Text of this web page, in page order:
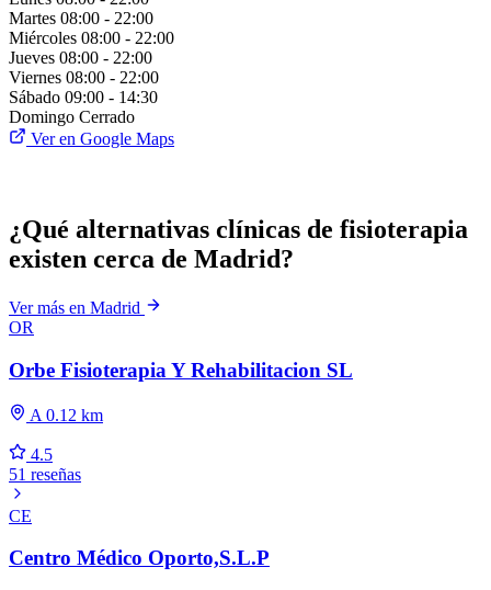
Martes 08:00 - 22:00
Miércoles 08:00 - 22:00
Jueves 08:00 - 22:00
Viernes 08:00 - 22:00
Sábado 09:00 - 14:30
Domingo Cerrado
Ver en Google Maps
¿Qué alternativas clínicas de fisioterapia
existen cerca de Madrid?
Ver más en Madrid
OR
Orbe Fisioterapia Y Rehabilitacion SL
A 0.12 km
4.5
51 reseñas
CE
Centro Médico Oporto,S.L.P